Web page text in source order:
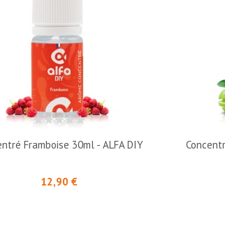
Framboise 30ml - ALFA DIY
12,90 €